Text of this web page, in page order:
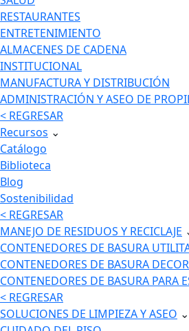
RESTAURANTES
ENTRETENIMIENTO
ALMACENES DE CADENA
INSTITUCIONAL
MANUFACTURA Y DISTRIBUCIÓN
ADMINISTRACIÓN Y ASEO DE
< REGRESAR
Recursos ⌄
Catálogo
Biblioteca
Blog
Sostenibilidad
< REGRESAR
MANEJO DE RESIDUOS Y RECICLAJE
CONTENEDORES DE BASURA
CONTENEDORES DE BASURA
CONTENEDORES DE BASURA PARA
< REGRESAR
SOLUCIONES DE LIMPIEZA Y ASEO ⌄